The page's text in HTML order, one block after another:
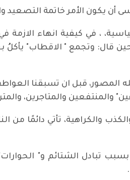
، في كيفية انهاء الازمة
للجواهري عن اجتماع زعماء الحلفاء بعيّد انتهاء الحرب العالمية الثانية
المصور، قبل ان تسبقنا
والمتاجرين،
والكراهية، تأتي دائمًا من
بسبب تبادل الشتائم و"